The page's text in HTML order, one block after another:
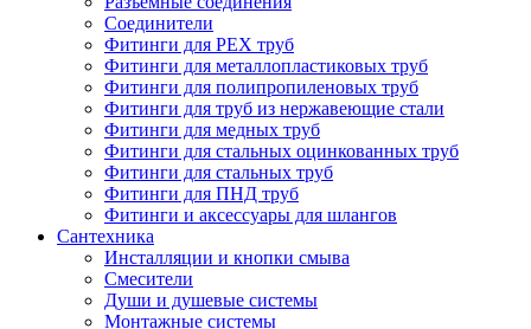
Соединители
Фитинги для PEX труб
Фитинги для металлопластиковых труб
Фитинги для полипропиленовых труб
Фитинги для труб из нержавеющие стали
Фитинги для медных труб
Фитинги для стальных оцинкованных труб
Фитинги для стальных труб
Фитинги для ПНД труб
Фитинги и аксессуары для шлангов
Сантехника
Инсталляции и кнопки смыва
Смесители
Души и душевые системы
Монтажные системы